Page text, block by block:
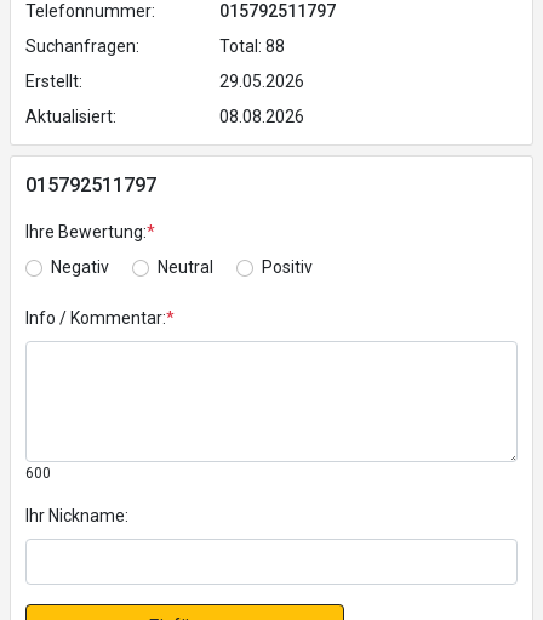
Telefonnummer:
015792511797
Suchanfragen:
Total: 88
Erstellt:
29.05.2026
Aktualisiert:
08.08.2026
015792511797
Ihre Bewertung:*
Negativ
Neutral Positiv
Info / Kommentar:*
600
Ihr Nickname: